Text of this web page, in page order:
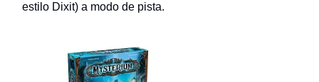
estilo Dixit) a modo de pista.